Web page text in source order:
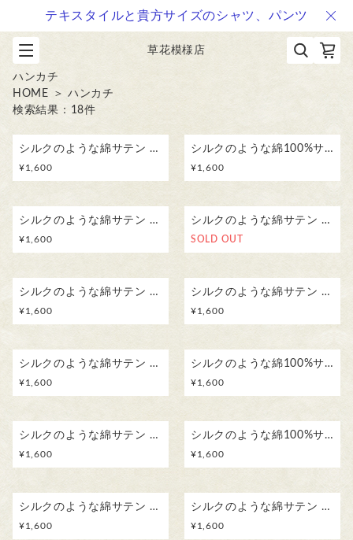
テキスタイルと貴方サイズのシャツ、パンツ
草花模様店
ハンカチ
HOME ＞ ハンカチ
検索結果： 18件
シルクのような綿サテン ふんわりハンカチスカーフ 草花模様／ カラスノエンドウ 刺繍コガネムシ ボタニカル
¥1,600
シルクのような綿100%サテン ふんわりハンカチスカーフ 草花模様／ ヒメジョオン 刺繍コガネムシ ボタニカル
¥1,600
シルクのような綿サテン ふんわりハンカチスカーフ 草花模様／コニシキソウ 刺繍シジミチョウ ボタニカル
¥1,600
シルクのような綿サテン ふんわりハンカチスカーフ 草花模様／ ナワシロイチゴ 刺繍コガネムシ ボタニカル
SOLD OUT
シルクのような綿サテン ふんわりハンカチスカーフ 草花模様／ アメリカフウロ 刺繍トンボ ボタニカル
¥1,600
シルクのような綿サテン ふんわりハンカチスカーフ 草花模様／ カラスウリ ボタニカル
¥1,600
シルクのような綿サテン ふんわりハンカチスカーフ 草花模様／ フヨウ 刺繍コガネムシ ボタニカル
¥1,600
シルクのような綿100%サテン ふんわりハンカチ 草花模様／ ハコベとフラサバソウ 刺繍シジミチョウ ボタニカル
¥1,600
シルクのような綿サテン ふんわりハンカチスカーフ 草花模様／ スミレ 刺繍シジミチョウ ボタニカル
¥1,600
シルクのような綿100%サテン ふんわりハンカチスカーフ 草花模様／ シダ 刺繍カタツムリ ボタニカル
¥1,600
シルクのような綿サテン ふんわりハンカチスカーフ 草花模様／ ツユクサ 刺繍カマキリ ボタニカル
¥1,600
シルクのような綿サテン ふんわりハンカチスカーフ 草花模様／ コセンダングサ 刺繍コガネムシ ボタニカル
¥1,600